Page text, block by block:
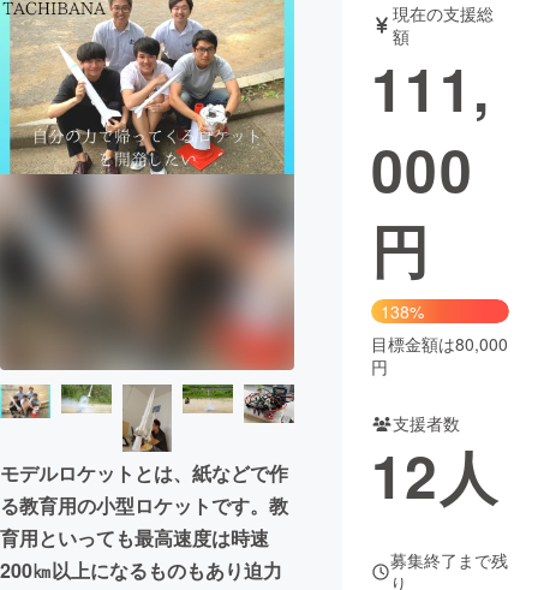
テクノロジー・ガジェット
映像・映画 書籍・雑誌
ビジネス・起業 チャレンジ
まちづくり・地域活性化
CAMPFIRE Creation
CAMPFIREふるさと納税machi-ya コミュニティ
モデルロケットとは、紙などで作
る教育用の小型ロケットです。教
育用といっても最高速度は時速
200㎞以上になるものもあり迫力
現在の支援総
額
111,
000
円
138%
目標金額は80,000
円
支援者数
12人
募集終了まで残
り